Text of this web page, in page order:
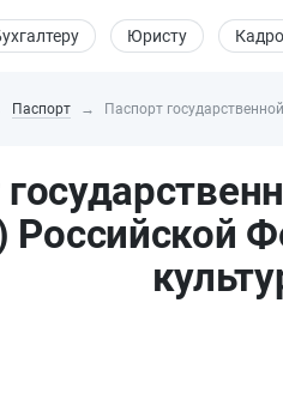
Юристу
Паспорт Паспорт